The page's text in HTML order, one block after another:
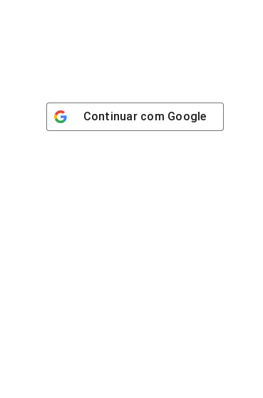
Continuar com Google